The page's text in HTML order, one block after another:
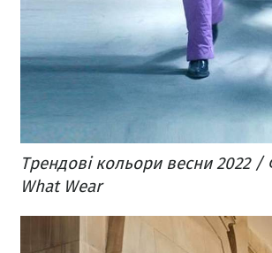
Трендові кольори весни 2022
What Wear